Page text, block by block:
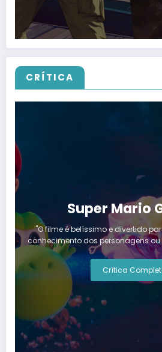
CRÍTICA
Super Mario
"O filme é belíssimo e divertido
conhecimento dos personagens
Crítica